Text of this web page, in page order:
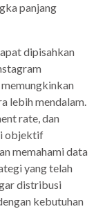
panjang
dipisahkan
lebih mendalam.
rate, dan
objektif
memahami data
yang telah
distribusi
kebutuhan